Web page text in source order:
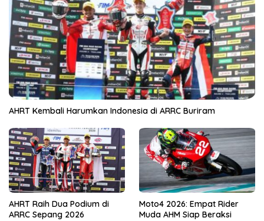
AHRT Kembali Harumkan Indonesia di ARRC Buriram
AHRT Raih Dua Podium di
ARRC Sepang 2026
Moto4 2026: Empat Rider
Muda AHM Siap Beraksi